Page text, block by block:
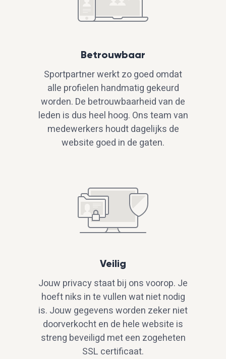
Betrouwbaar
Sportpartner werkt zo goed omdat
alle profielen handmatig gekeurd
worden. De betrouwbaarheid van de
leden is dus heel hoog. Ons team van
medewerkers houdt dagelijks de
website goed in de gaten.
Veilig
Jouw privacy staat bij ons voorop. Je
hoeft niks in te vullen wat niet nodig
is. Jouw gegevens worden zeker niet
doorverkocht en de hele website is
streng beveiligd met een zogeheten
SSL certificaat.